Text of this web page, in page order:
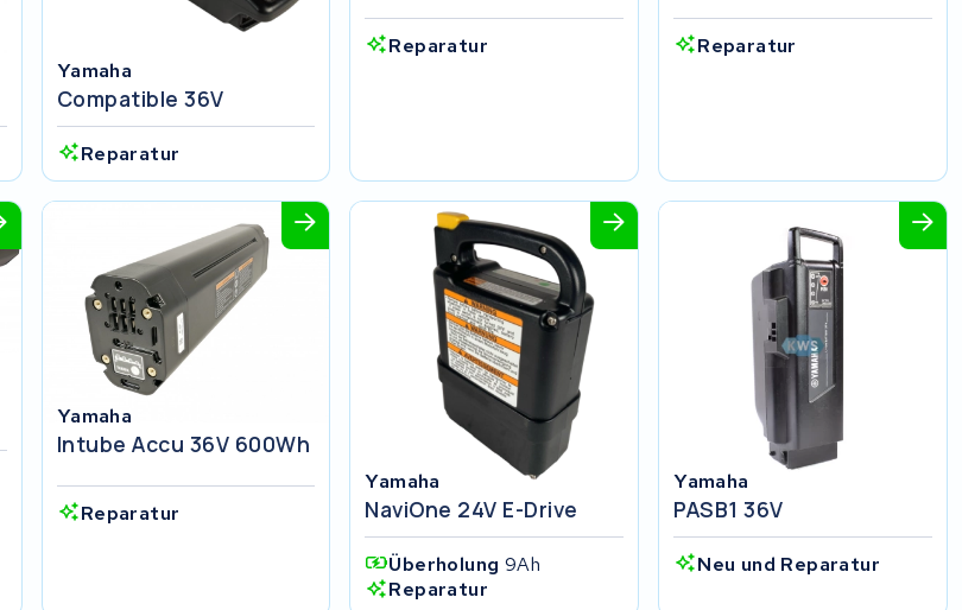
Yamaha
Compatible 36V
Reparatur
Reparatur Reparatur
Yamaha
Intube Accu 36V 600Wh
Reparatur
Yamaha
NaviOne 24V E-Drive
Überholung 9Ah
Reparatur
Yamaha
PASB1 36V
Neu und Reparatur